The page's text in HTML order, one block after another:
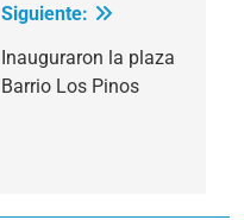
Siguiente:
Inauguraron la plaza
Barrio Los Pinos